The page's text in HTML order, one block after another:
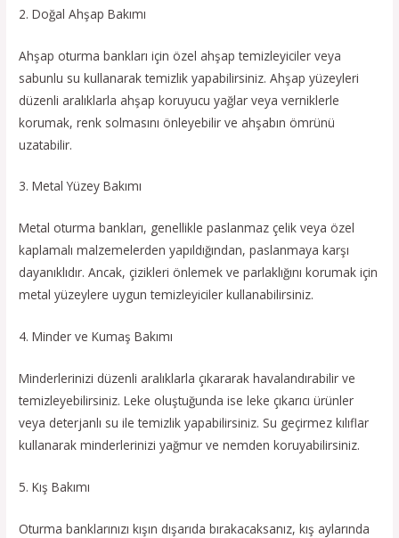
2. Doğal Ahşap Bakımı
Ahşap oturma bankları için özel ahşap temizleyiciler veya
sabunlu su kullanarak temizlik yapabilirsiniz. Ahşap yüzeyleri
düzenli aralıklarla ahşap koruyucu yağlar veya verniklerle
korumak, renk solmasını önleyebilir ve ahşabın ömrünü
uzatabilir.
3. Metal Yüzey Bakımı
Metal oturma bankları, genellikle paslanmaz çelik veya özel
kaplamalı malzemelerden yapıldığından, paslanmaya karşı
dayanıklıdır. Ancak, çizikleri önlemek ve parlaklığını korumak için
metal yüzeylere uygun temizleyiciler kullanabilirsiniz.
4. Minder ve Kumaş Bakımı
Minderlerinizi düzenli aralıklarla çıkararak havalandırabilir ve
temizleyebilirsiniz. Leke oluştuğunda ise leke çıkarıcı ürünler
veya deterjanlı su ile temizlik yapabilirsiniz. Su geçirmez kılıflar
kullanarak minderlerinizi yağmur ve nemden koruyabilirsiniz.
5. Kış Bakımı
Oturma banklarınızı kışın dışarıda bırakacaksanız, kış aylarında